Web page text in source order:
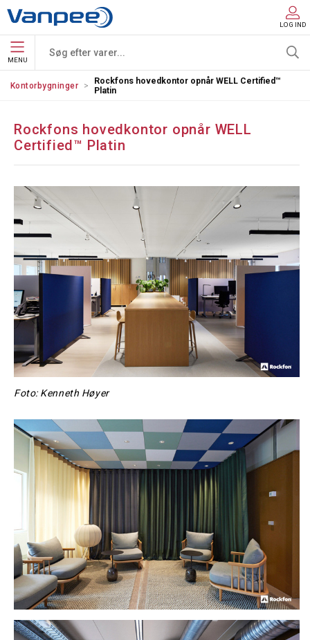
LOG IND
MENU
Kontorbygninger
Rockfons hovedkontor opnår WELL Certified™
Platin
Rockfons hovedkontor opnår WELL
Certified™ Platin
Foto: Kenneth Høyer